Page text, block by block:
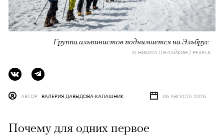
Группа альпинистов поднимается на Эльбрус
© НИКИТА ШЕЛАЙКИН / PEXELS
АВТОР ВАЛЕРИЯ ДАВЫДОВА-КАЛАШНИК 06 АВГУСТА 2026
Почему для одних первое